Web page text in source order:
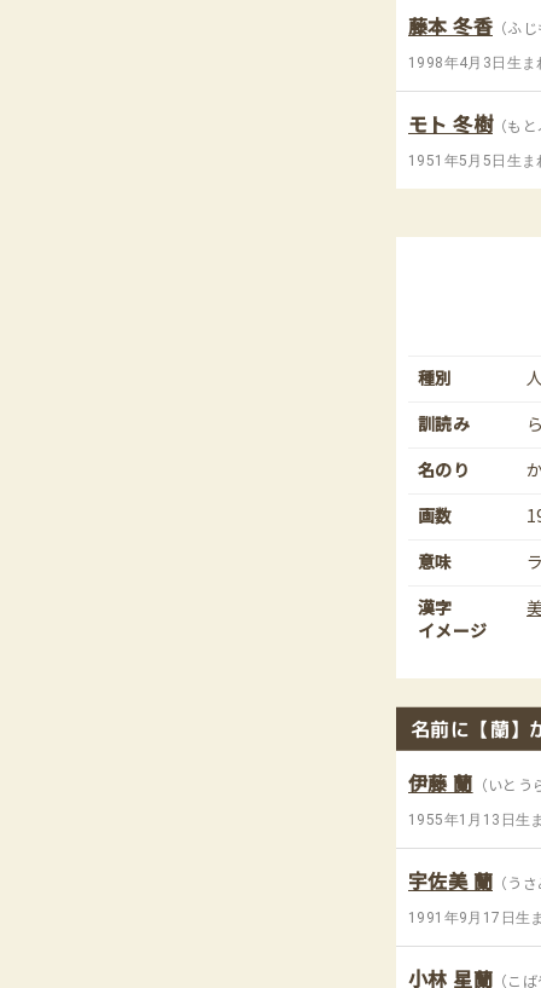
藤本 冬香 （ふ
1998年4月3日生ま
モト 冬樹（も
1951年5月5日生ま
種別
訓読み
名のり
画数
意味
漢字
イメージ
名前に【蘭】
伊藤 蘭 （いと
1955年1月13日生
宇佐美 蘭 （う
1991年9月17日生
小林 星蘭 （こ